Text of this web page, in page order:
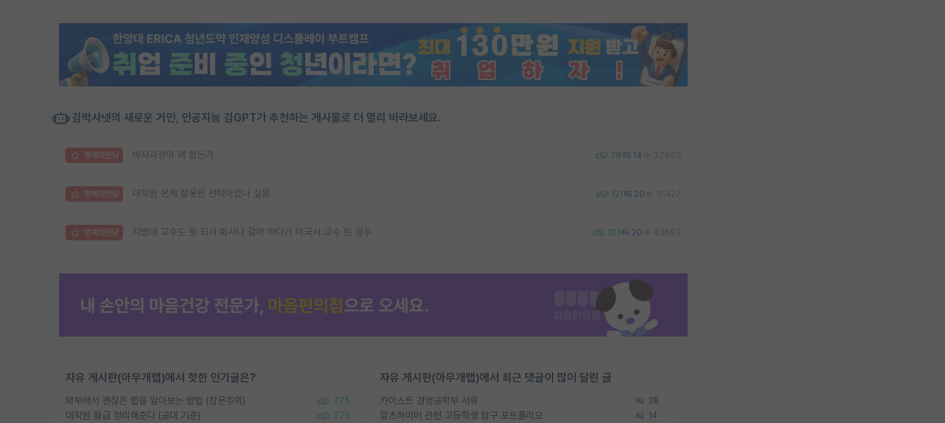
김박사넷의 새로운 거인, 인공지능 김GPT가 추천하는 게시물로 더 멀리 바라보세요.
명예의전당 박사과정이 왜 힘든가 78 14 37653
명예의전당 대학원 온게 잘못된 선택이었나 싶음 121 20 31427
명예의전당 지방대 교수도 못 되서 회사나 갈까 하다가 미국서 교수 된 경우 101 20 43693
자유 게시판(아무개랩)에서 핫한 인기글은?
외부에서 괜찮은 랩을 알아보는 방법 (장문주의) 275
대학원 월급 정리해준다 (공대 기준) 275
자유 게시판(아무개랩)에서 최근 댓글이 많이 달린 글
카이스트 경영공학부 서류 28
알츠하이머 관련 고등학생 탐구 포트폴리오 14